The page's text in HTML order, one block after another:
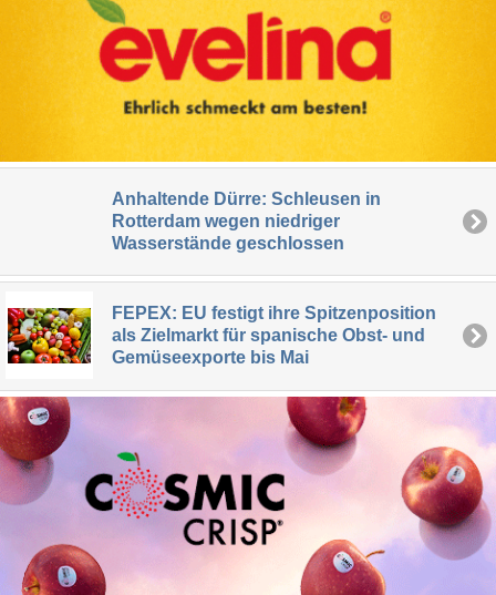
Anhaltende Dürre: Schleusen in
Rotterdam wegen niedriger
Wasserstände geschlossen
FEPEX: EU festigt ihre Spitzenposition
als Zielmarkt für spanische Obst- und
Gemüseexporte bis Mai